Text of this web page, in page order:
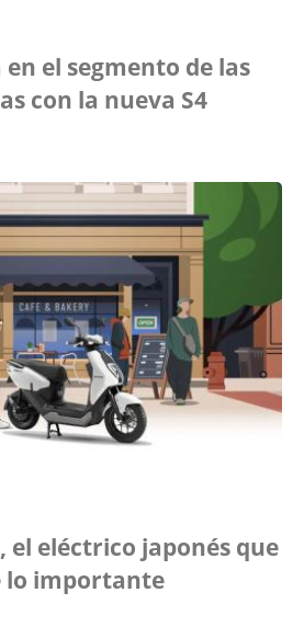
el segmento de las
con la nueva S4
el eléctrico japonés que
lo importante